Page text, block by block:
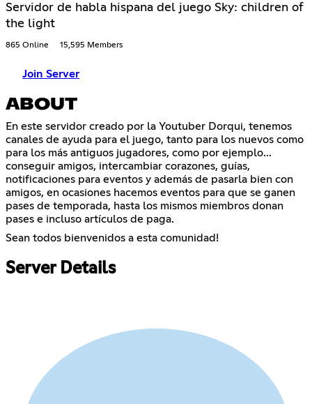
Servidor de habla hispana del juego Sky: children of
the light
865 Online 15,595 Members
Join Server
ABOUT
En este servidor creado por la Youtuber Dorqui, tenemos
canales de ayuda para el juego, tanto para los nuevos como
para los más antiguos jugadores, como por ejemplo...
conseguir amigos, intercambiar corazones, guías,
notificaciones para eventos y además de pasarla bien con
amigos, en ocasiones hacemos eventos para que se ganen
pases de temporada, hasta los mismos miembros donan
pases e incluso artículos de paga.
Sean todos bienvenidos a esta comunidad!
Server Details